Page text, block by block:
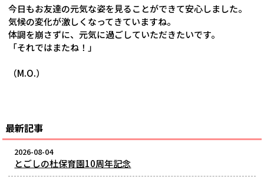
今日もお友達の元気な姿を見ることができて安心しました。
気候の変化が激しくなってきていますね。
体調を崩さずに、元気に過ごしていただきたいです。
「それではまたね！」
（M.O.）
最新記事
2026-08-04
とごしの杜保育園10周年記念